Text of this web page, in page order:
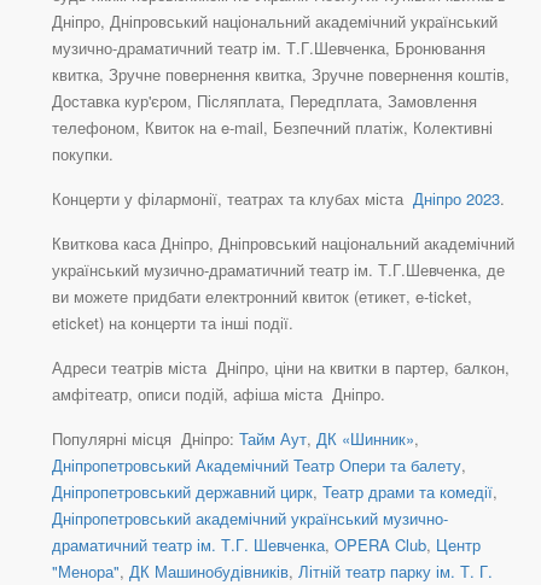
Дніпро, Дніпровський національний академічний український
музично-драматичний театр ім. Т.Г.Шевченка, Бронювання
квитка, Зручне повернення квитка, Зручне повернення коштів,
Доставка кур'єром, Післяплата, Передплата, Замовлення
телефоном, Квиток на e-mail, Безпечний платіж, Колективні
покупки.
Концерти у філармонії, театрах та клубах міста Дніпро 2023.
Квиткова каса Дніпро, Дніпровський національний академічний
український музично-драматичний театр ім. Т.Г.Шевченка, де
ви можете придбати електронний квиток (етикет, e-ticket,
eticket) на концерти та інші події.
Адреси театрів міста Дніпро, ціни на квитки в партер, балкон,
амфітеатр, описи подій, афіша міста Дніпро.
Популярні місця Дніпро: Тайм Аут, ДК «Шинник»,
Дніпропетровський Академічний Театр Опери та балету,
Дніпропетровський державний цирк, Театр драми та комедії,
Дніпропетровський академічний український музично-
драматичний театр ім. Т.Г. Шевченка, OPERA Club, Центр
"Менора", ДК Машинобудівників, Літній театр парку ім. Т. Г.